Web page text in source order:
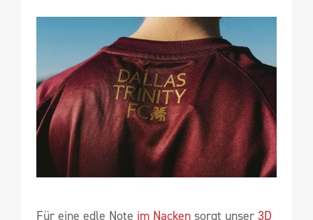
Für eine edle Note im Nacken sorgt unser 3D